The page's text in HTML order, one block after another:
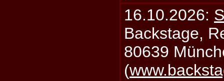
16.10.2026:
Backstage,
80639
(